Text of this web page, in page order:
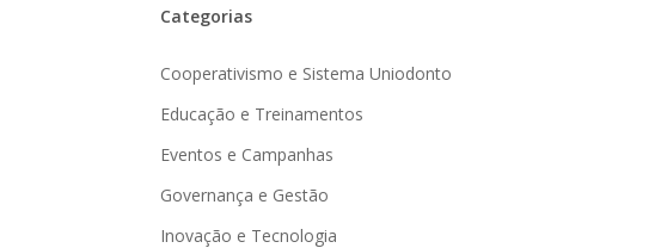
Categorias
Cooperativismo e Sistema Uniodonto
Educação e Treinamentos
Eventos e Campanhas
Governança e Gestão
Inovação e Tecnologia